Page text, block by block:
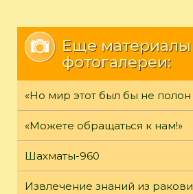
Еще материалы
фотогалереи:
«Но мир этот был бы не полон
«Можете обращаться к нам!»
Шахматы-960
Извлечение знаний из